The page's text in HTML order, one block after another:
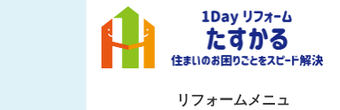
リフォームメニュ